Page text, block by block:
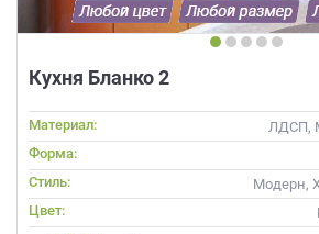
Кухня Бланко 2
Материал:
ЛДСП,
Форма:
Стиль:
Модерн,
Цвет: